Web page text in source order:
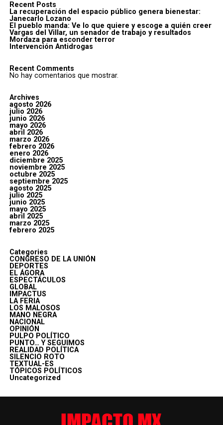
Recent Posts
La recuperación del espacio público genera bienestar:
Janecarlo Lozano
El pueblo manda: Ve lo que quiere y escoge a quién creer
Vargas del Villar, un senador de trabajo y resultados
Mordaza para esconder terror
Intervención Antidrogas
Recent Comments
No hay comentarios que mostrar.
Archives
agosto 2026
julio 2026
junio 2026
mayo 2026
abril 2026
marzo 2026
febrero 2026
enero 2026
diciembre 2025
noviembre 2025
octubre 2025
septiembre 2025
agosto 2025
julio 2025
junio 2025
mayo 2025
abril 2025
marzo 2025
febrero 2025
Categories
CONGRESO DE LA UNIÓN
DEPORTES
EL ÁGORA
ESPECTÁCULOS
GLOBAL
IMPACTUS
LA FERIA
LOS MALOSOS
MANO NEGRA
NACIONAL
OPINIÓN
PULPO POLÍTICO
PUNTO… Y SEGUIMOS
REALIDAD POLÍTICA
SILENCIO ROTO
TEXTUAL-ES
TÓPICOS POLÍTICOS
Uncategorized